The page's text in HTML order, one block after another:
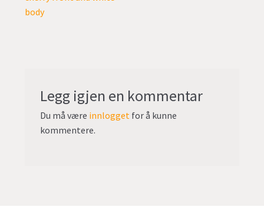
body
Legg igjen en kommentar
Du må være innlogget for å kunne
kommentere.